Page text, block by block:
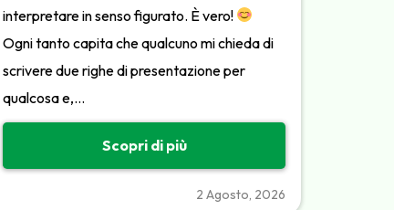
interpretare in senso figurato. È vero!
Ogni tanto capita che qualcuno mi chieda di
scrivere due righe di presentazione per
qualcosa e,…
Scopri di più
2 Agosto, 2026